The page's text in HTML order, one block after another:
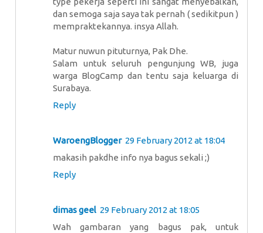
dan semoga saja saya tak pernah ( sedikitpun )
mempraktekannya. insya Allah.
Matur nuwun pituturnya, Pak Dhe.
Salam untuk seluruh pengunjung WB, juga
warga BlogCamp dan tentu saja keluarga di
Surabaya.
Reply
WaroengBlogger 29 February 2012 at 18:04
makasih pakdhe info nya bagus sekali ;)
Reply
dimas geel 29 February 2012 at 18:05
Wah gambaran yang bagus pak, untuk